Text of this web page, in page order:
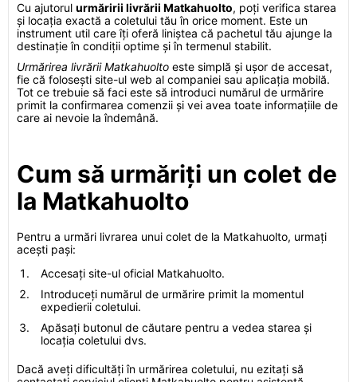
Cu ajutorul urmăririi livrării Matkahuolto, poți verifica starea
și locația exactă a coletului tău în orice moment. Este un
instrument util care îți oferă liniștea că pachetul tău ajunge la
destinație în condiții optime și în termenul stabilit.
Urmărirea livrării Matkahuolto este simplă și ușor de accesat,
fie că folosești site-ul web al companiei sau aplicația mobilă.
Tot ce trebuie să faci este să introduci numărul de urmărire
primit la confirmarea comenzii și vei avea toate informațiile de
care ai nevoie la îndemână.
Cum să urmăriți un colet de
la Matkahuolto
Pentru a urmări livrarea unui colet de la Matkahuolto, urmați
acești pași:
Accesați site-ul oficial Matkahuolto.
Introduceți numărul de urmărire primit la momentul
expedierii coletului.
Apăsați butonul de căutare pentru a vedea starea și
locația coletului dvs.
Dacă aveți dificultăți în urmărirea coletului, nu ezitați să